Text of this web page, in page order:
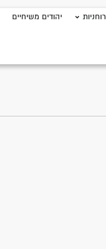
רוחניות יהודים משיחיים